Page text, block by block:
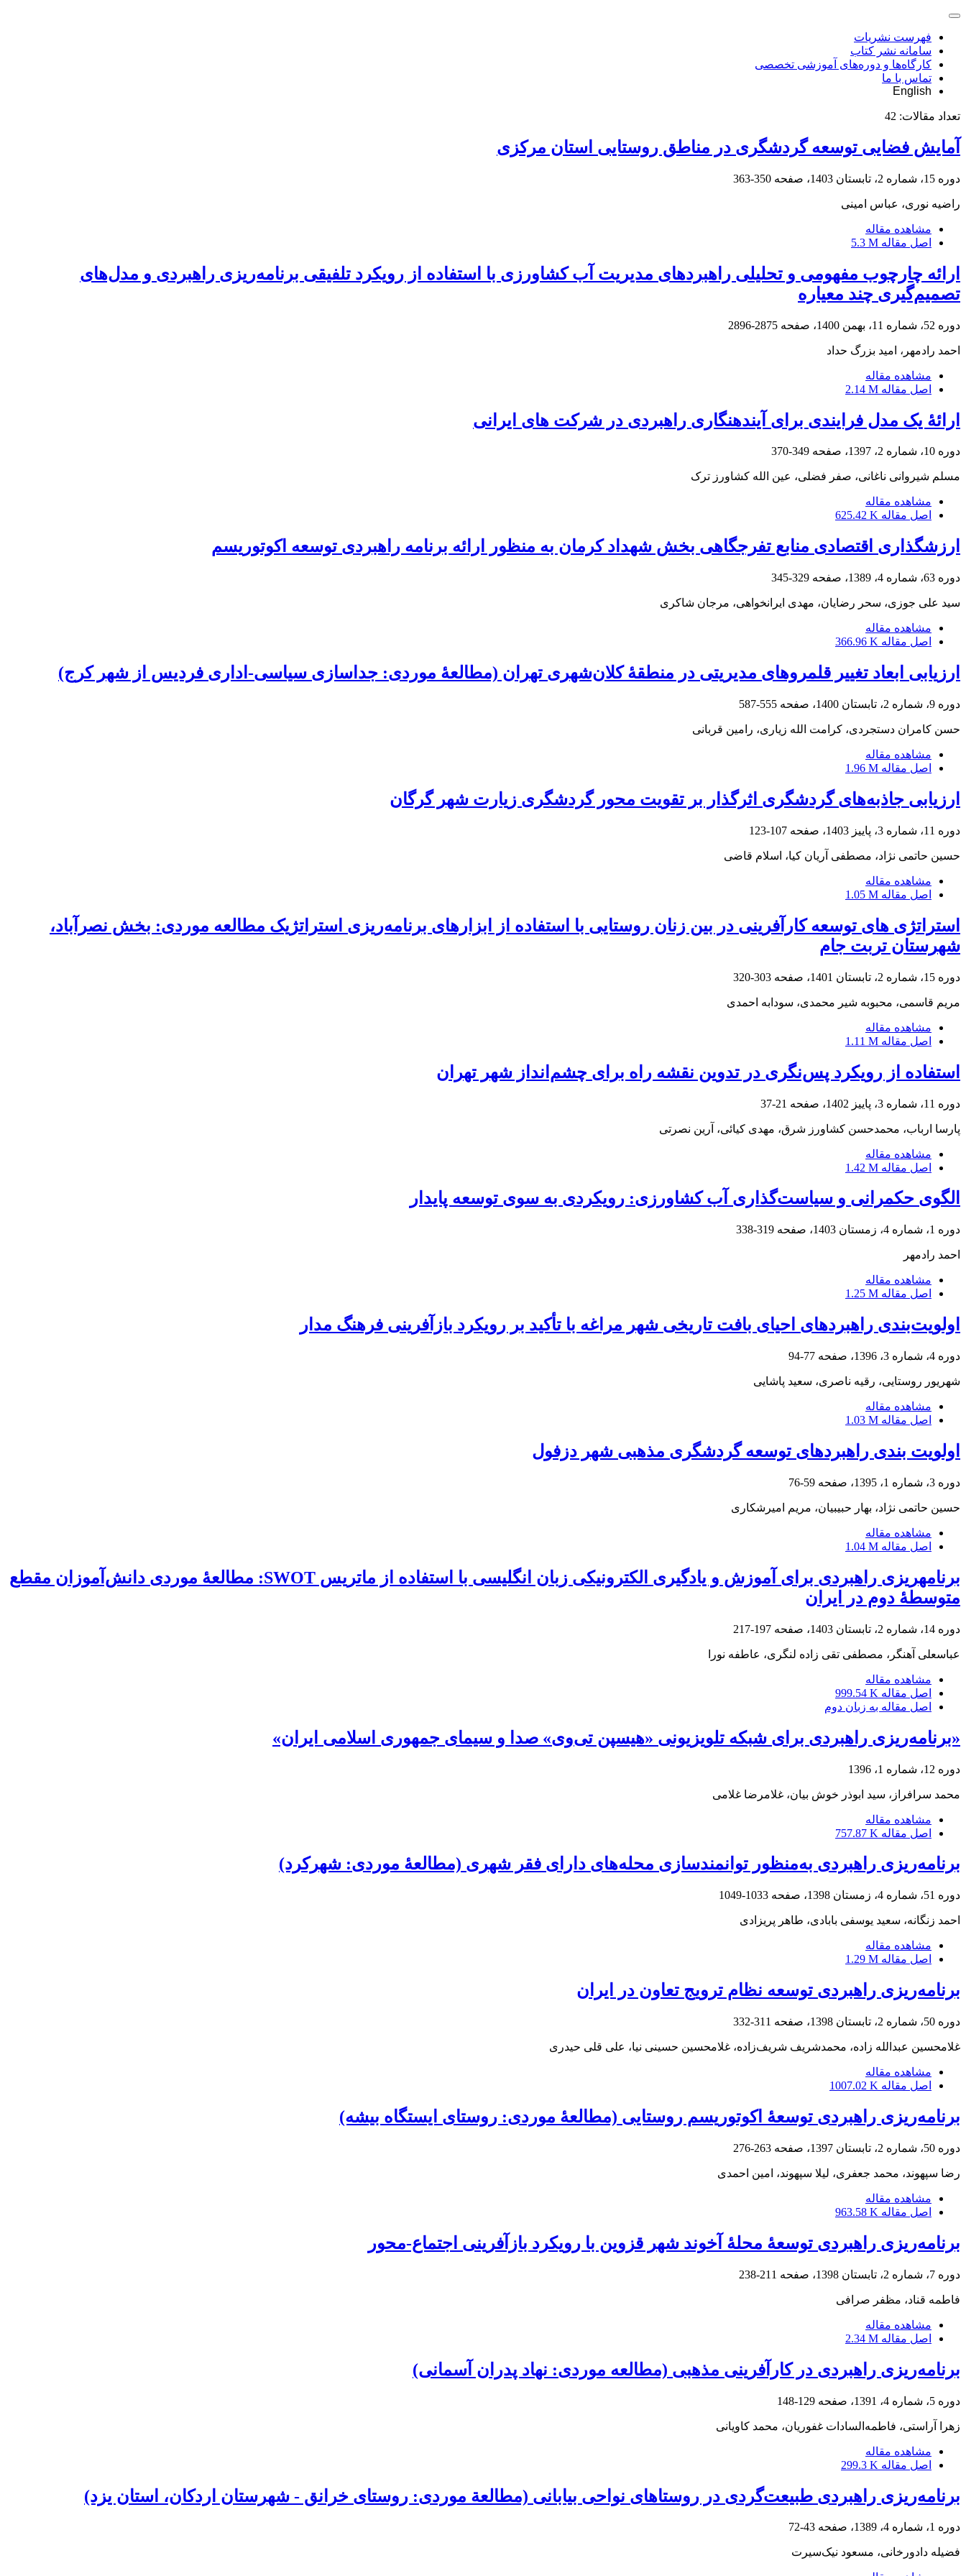
فهرست نشریات
سامانه نشر کتاب
کارگاه‌ها و دوره‌های آموزشی تخصصی
تماس با ما
English
تعداد مقالات: 42
آمایش فضایی توسعه گردشگری در مناطق روستایی استان مرکزی
دوره 15، شماره 2، تابستان 1403، صفحه 350-363
راضیه نوری، عباس امینی
مشاهده مقاله
اصل مقاله 5.3 M
ارائه چارچوب مفهومی و تحلیلی راهبردهای مدیریت آب کشاورزی با استفاده از رویکرد تلفیقی برنامه‌ریزی راهبردی و مدل‌های
تصمیم‌گیری چند معیاره
دوره 52، شماره 11، بهمن 1400، صفحه 2875-2896
احمد رادمهر، امید بزرگ حداد
مشاهده مقاله
اصل مقاله 2.14 M
ارائۀ یک مدل فرایندی برای آینده‎نگاری راهبردی در شرکت های ایرانی
دوره 10، شماره 2، 1397، صفحه 349-370
مسلم شیروانی ناغانی، صفر فضلی، عین الله کشاورز ترک
مشاهده مقاله
اصل مقاله 625.42 K
ارزشگذاری اقتصادی منابع تفرجگاهی بخش شهداد کرمان به منظور ارائه برنامه راهبردی توسعه اکوتوریسم
دوره 63، شماره 4، 1389، صفحه 329-345
سید علی جوزی، سحر رضایان، مهدی ایرانخواهی، مرجان شاکری
مشاهده مقاله
اصل مقاله 366.96 K
ارزیابی ابعاد تغییر قلمروهای مدیریتی در منطقۀ کلان‌شهری تهران (مطالعۀ موردی: جداسازی سیاسی-اداری فردیس از شهر کرج)
دوره 9، شماره 2، تابستان 1400، صفحه 555-587
حسن کامران دستجردی، کرامت الله زیاری، رامین قربانی
مشاهده مقاله
اصل مقاله 1.96 M
ارزیابی جاذبه‌های گردشگری اثرگذار بر تقویت محور گردشگری زیارت شهر گرگان
دوره 11، شماره 3، پاییز 1403، صفحه 107-123
حسین حاتمی نژاد، مصطفی آریان کیا، اسلام قاضی
مشاهده مقاله
اصل مقاله 1.05 M
استراتژی های توسعه کارآفرینی در بین زنان روستایی با استفاده از ابزارهای برنامه‌ریزی استراتژیک مطالعه موردی: بخش نصرآباد،
شهرستان تربت جام
دوره 15، شماره 2، تابستان 1401، صفحه 303-320
مریم قاسمی، محبوبه شیر محمدی، سودابه احمدی
مشاهده مقاله
اصل مقاله 1.11 M
استفاده از رویکرد پس‌نگری در تدوین نقشه راه برای چشم‌انداز شهر تهران
دوره 11، شماره 3، پاییز 1402، صفحه 21-37
پارسا ارباب، محمدحسن کشاورز شرق، مهدی کیائی، آرین نصرتی
مشاهده مقاله
اصل مقاله 1.42 M
الگوی حکمرانی و سیاست‌گذاری آب کشاورزی: رویکردی به سوی توسعه پایدار
دوره 1، شماره 4، زمستان 1403، صفحه 319-338
احمد رادمهر
مشاهده مقاله
اصل مقاله 1.25 M
اولویت‌بندی راهبردهای احیای بافت تاریخی شهر مراغه با تأکید بر رویکرد بازآفرینی فرهنگ مدار
دوره 4، شماره 3، 1396، صفحه 77-94
شهریور روستایی، رقیه ناصری، سعید پاشایی
مشاهده مقاله
اصل مقاله 1.03 M
اولویت بندی راهبردهای توسعه گردشگری مذهبی شهر دزفول
دوره 3، شماره 1، 1395، صفحه 59-76
حسین حاتمی نژاد، بهار حبیبیان، مریم امیرشکاری
مشاهده مقاله
اصل مقاله 1.04 M
برنامهریزی راهبردی برای آموزش و یادگیری الکترونیکی زبان انگلیسی با استفاده از ماتریس SWOT: مطالعۀ موردی دانش‌آموزان مقطع
متوسطۀ دوم در ایران
دوره 14، شماره 2، تابستان 1403، صفحه 197-217
عباسعلی آهنگر، مصطفی تقی زاده لنگری، عاطفه نورا
مشاهده مقاله
اصل مقاله 999.54 K
اصل مقاله به زبان دوم
«برنامه‌ریزی راهبردی برای شبکه تلویزیونی «هیسپن تی‌وی» صدا و سیمای جمهوری اسلامی ایران»
دوره 12، شماره 1، 1396
محمد سرافراز، سید ابوذر خوش بیان، غلامرضا غلامی
مشاهده مقاله
اصل مقاله 757.87 K
برنامه‌ریزی راهبردی به‌منظور توانمندسازی محله‌های دارای فقر شهری (مطالعۀ موردی: شهرکرد)
دوره 51، شماره 4، زمستان 1398، صفحه 1033-1049
احمد زنگانه، سعید یوسفی بابادی، طاهر پریزادی
مشاهده مقاله
اصل مقاله 1.29 M
برنامه‌ریزی راهبردی توسعه نظام ترویج تعاون در ایران
دوره 50، شماره 2، تابستان 1398، صفحه 311-332
غلامحسین عبدالله زاده، محمدشریف شریف‌زاده، غلامحسین حسینی نیا، علی قلی حیدری
مشاهده مقاله
اصل مقاله 1007.02 K
برنامه‌ریزی راهبردی توسعۀ اکوتوریسم روستایی (مطالعۀ موردی: روستای ایستگاه‌ بیشه)
دوره 50، شماره 2، تابستان 1397، صفحه 263-276
رضا سپهوند، محمد جعفری، لیلا سپهوند، امین احمدی
مشاهده مقاله
اصل مقاله 963.58 K
برنامه‌ریزی راهبردی توسعۀ محلۀ آخوند شهر قزوین با رویکرد بازآفرینی اجتماع-محور
دوره 7، شماره 2، تابستان 1398، صفحه 211-238
فاطمه قناد، مظفر صرافی
مشاهده مقاله
اصل مقاله 2.34 M
برنامه‌ریزی راهبردی در کارآفرینی مذهبی (مطالعه موردی: نهاد پدران آسمانی)
دوره 5، شماره 4، 1391، صفحه 129-148
زهرا آراستی، فاطمه‌السادات غفوریان، محمد کاویانی
مشاهده مقاله
اصل مقاله 299.3 K
برنامه‌ریزی راهبردی طبیعت‌گردی در روستاهای نواحی بیابانی (مطالعة موردی: روستای خرانق - شهرستان اردکان، استان یزد)
دوره 1، شماره 4، 1389، صفحه 43-72
فضیله دادورخانی، مسعود نیک‌سیرت